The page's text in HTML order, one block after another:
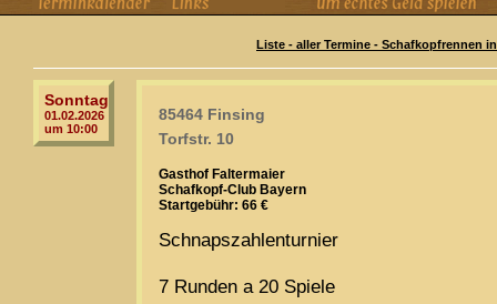
Liste - aller Termine - Schafkopfrennen
Sonntag
01.02.2026
um 10:00
85464 Finsing
Torfstr. 10
Gasthof Faltermaier
Schafkopf-Club Bayern
Startgebühr: 66 €
Schnapszahlenturnier
7 Runden a 20 Spiele